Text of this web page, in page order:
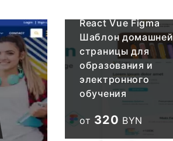
React Vue Figma
Шаблон домашней
страницы для
образования и
электронного
обучения
от 320 BYN